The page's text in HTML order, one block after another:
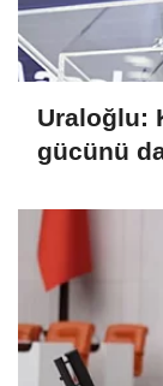
Uraloğlu:
gücünü